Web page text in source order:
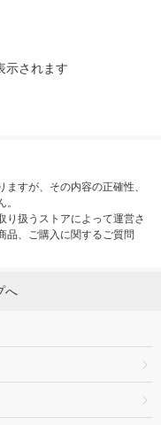
示されます
すが、その内容の正確性、
り扱うストアによって運営さ
品、ご購入に関するご質問
へ